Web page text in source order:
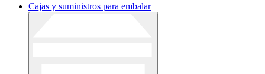
Cajas y suministros para embalar